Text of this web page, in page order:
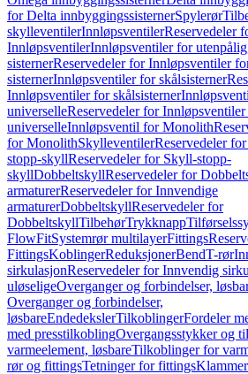
for Delta innbyggingssisternerSpylerør
skylleventilerInnløpsventilerReservedeler
InnløpsventilerInnløpsventiler for
sisternerReservedeler for Innløpsventiler
sisternerInnløpsventiler for skålsisterner
Innløpsventiler for skålsisterner
universelleReservedeler for
universelleInnløpsventil for Monolith
for MonolithSkylleventilerReservedeler
stopp-skyllReservedeler for Skyll-stopp-
skyllDobbeltskyllReservedeler for
armaturerReservedeler for Innvendige
armaturerDobbeltskyllReservedeler for
DobbeltskyllTilbehørTrykknapp
FlowFitSystemrør multilayerFittings
FittingsKoblingerReduksjonerBendT-rør
sirkulasjonReservedeler for Innvendig
uløseligeOverganger og forbindelser,
Overganger og forbindelser,
løsbareEndedekslerTilkoblingerFordeler
med presstilkoblingOvergangsstykker og
varmeelement, løsbareTilkoblinger for
rør og fittingsTetninger for fittings